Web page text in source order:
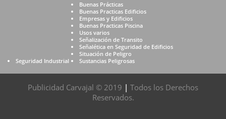
Seguridad Industrial
Buenas Prácticas
Buenas Practicas Edificios
Empresas y Edificios
Buenas Practicas Piscina
Usos varios
Señalización de Transito
Señalética en Seguridad de Edificios
Situación de Peligro
Sustancias Peligrosas
Publicidad Carvajal © 2019 | Todos los Derechos
Reservados.